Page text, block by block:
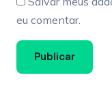
eu comentar.